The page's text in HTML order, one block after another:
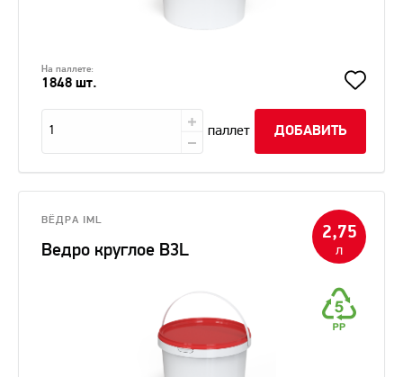
На паллете:
1848 шт.
паллет ДОБАВИТЬ
2,75
л
ВЁДРА IML
Ведро круглое В3L